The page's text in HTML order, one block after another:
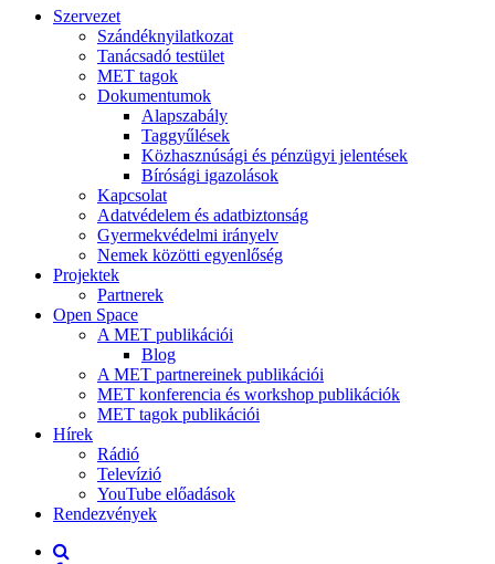
Szervezet
Szándéknyilatkozat
Tanácsadó testület
MET tagok
Dokumentumok
Alapszabály
Taggyűlések
Közhasznúsági és pénzügyi jelentések
Bírósági igazolások
Kapcsolat
Adatvédelem és adatbiztonság
Gyermekvédelmi irányelv
Nemek közötti egyenlőség
Projektek
Partnerek
Open Space
A MET publikációi
Blog
A MET partnereinek publikációi
MET konferencia és workshop publikációk
MET tagok publikációi
Hírek
Rádió
Televízió
YouTube előadások
Rendezvények